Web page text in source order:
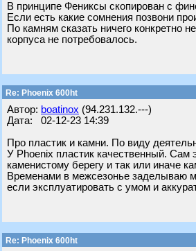
В принципе Фениксы скопирован с
Если есть какие сомнения позвони
По камням сказать ничего конкретно
корпуса не потребовалось.
Re: Phoenix 600ht
Автор: boatinox (94.231.132.---)
Дата: 02-12-23 14:39
Про пластик и камни. По виду
У Phoenix пластик качественный. Сам
каменистому берегу и так или иначе
Временами в межсезонье заделываю
если эксплуатировать с умом и
Re: Phoenix 600ht